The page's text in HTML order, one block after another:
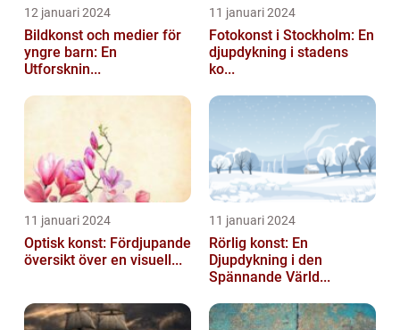
12 januari 2024
Bildkonst och medier för
yngre barn: En
Utforsknin...
11 januari 2024
Fotokonst i Stockholm: En
djupdykning i stadens
ko...
11 januari 2024
Optisk konst: Fördjupande
översikt över en visuell...
11 januari 2024
Rörlig konst: En
Djupdykning i den
Spännande Värld...